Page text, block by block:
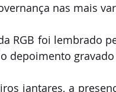
nas mais
RGB foi lembrado
depoimento
jantares, a